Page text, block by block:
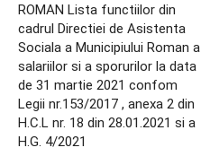
ROMAN Lista functiilor din
cadrul Directiei de Asistenta
Sociala a Municipiului Roman a
salariilor si a sporurilor la data
de 31 martie 2021 confom
Legii nr.153/2017 , anexa 2 din
H.C.L nr. 18 din 28.01.2021 si a
H.G. 4/2021